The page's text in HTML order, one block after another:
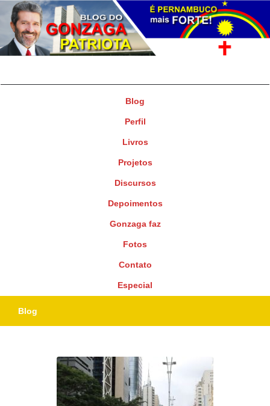
Blog
Perfil
Livros
Projetos
Discursos
Depoimentos
Gonzaga faz
Fotos
Contato
Especial
Blog